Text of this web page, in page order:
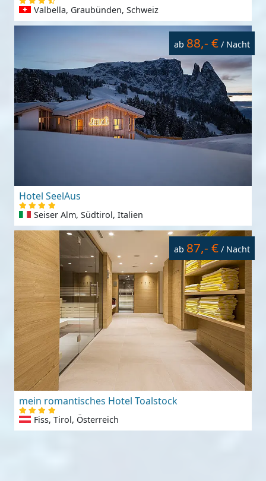
Valbella, Graubünden, Schweiz
ab 88,- € / Nacht
Hotel SeelAus
Seiser Alm, Südtirol, Italien
ab 87,- € / Nacht
mein romantisches Hotel Toalstock
Fiss, Tirol, Österreich